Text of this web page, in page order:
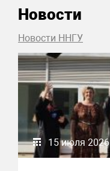
Новости
Новости ННГУ
15 июля 2026